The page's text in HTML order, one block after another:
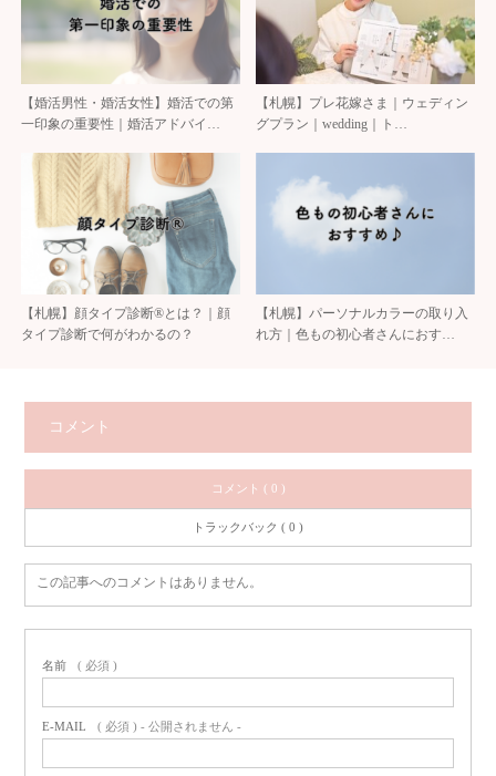
【婚活男性・婚活女性】婚活での第
一印象の重要性｜婚活アドバイ…
【札幌】プレ花嫁さま｜ウェディン
グプラン｜wedding｜ト…
【札幌】顔タイプ診断®とは？｜顔
タイプ診断で何がわかるの？
【札幌】パーソナルカラーの取り入
れ方｜色もの初心者さんにおす…
コメント
コメント ( 0 )
トラックバック ( 0 )
この記事へのコメントはありません。
名前 ( 必須 )
E-MAIL ( 必須 ) - 公開されません -